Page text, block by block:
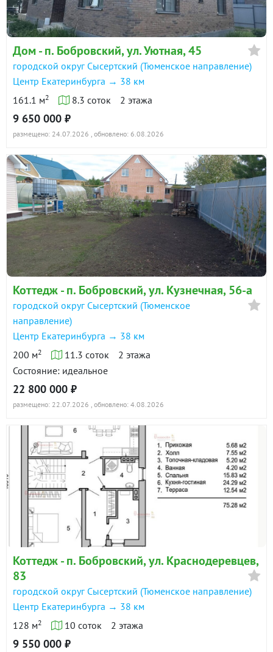
Дом - п. Бобровский, ул. Уютная, 45
городской округ Сысертский (Тюменское направление)
Центр Екатеринбурга → 38 км
161.1 м2 8.3 соток 2 этажа
9 650 000 ₽
размещено: 24.07.2026 , обновлено: 6.08.2026
Коттедж - п. Бобровский, ул. Кузнечная, 56-а
городской округ Сысертский (Тюменское
направление)
Центр Екатеринбурга → 38 км
200 м2 11.3 соток
2 этажа
Состояние: идеальное
22 800 000 ₽
размещено: 22.07.2026 , обновлено: 4.08.2026
Коттедж - п. Бобровский, ул. Краснодеревцев,
83
городской округ Сысертский (Тюменское направление)
Центр Екатеринбурга → 38 км
128 м2 10 соток 2 этажа
9 550 000 ₽